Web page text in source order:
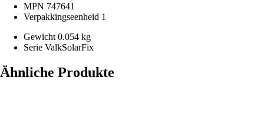
MPN 747641
Verpakkingseenheid 1
Gewicht 0.054 kg
Serie ValkSolarFix
Ähnliche Produkte